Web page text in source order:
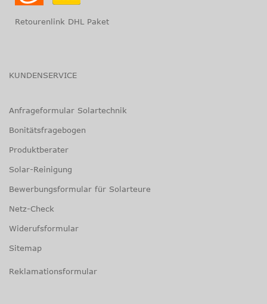
Retourenlink DHL Paket
KUNDENSERVICE
Anfrageformular Solartechnik
Bonitätsfragebogen
Produktberater
Solar-Reinigung
Bewerbungsformular für Solarteure
Netz-Check
Widerufsformular
Sitemap
Reklamationsformular